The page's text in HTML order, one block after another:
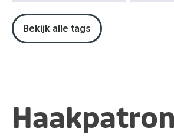
Bekijk alle tags